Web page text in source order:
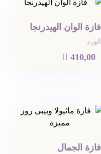
فازة الوان الهيدرنجا
الورد
 410,00
فازة الجمال